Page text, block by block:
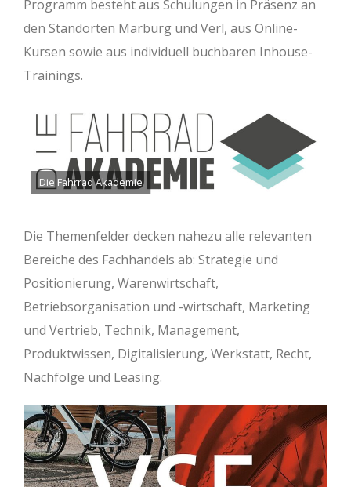
Programm besteht aus Schulungen in Präsenz an
den Standorten Marburg und Verl, aus Online-
Kursen sowie aus individuell buchbaren Inhouse-
Trainings.
Die Fahrrad Akademie
Die Themenfelder decken nahezu alle relevanten
Bereiche des Fachhandels ab: Strategie und
Positionierung, Warenwirtschaft,
Betriebsorganisation und -wirtschaft, Marketing
und Vertrieb, Technik, Management,
Produktwissen, Digitalisierung, Werkstatt, Recht,
Nachfolge und Leasing.